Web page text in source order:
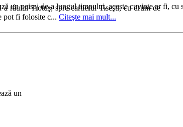
a râului Trotuş, spre cartierul Tiseşti, cu drum de
pot fi folosite c... Citeşte mai mult...
un peisaj de-a lungul timpului, aceste cuvinte ar fi, cu
un